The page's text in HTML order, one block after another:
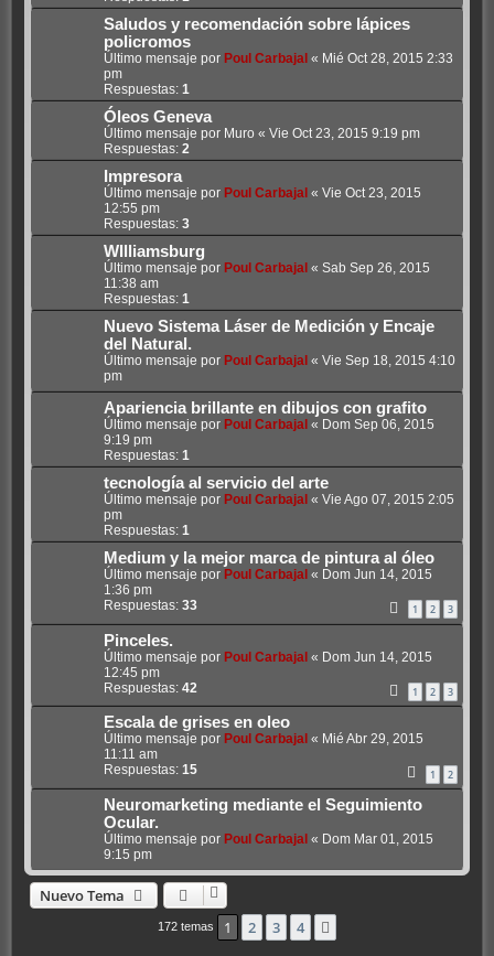
Saludos y recomendación sobre lápices
policromos
Último mensaje por Poul Carbajal« Mié Oct 28, 2015 2:33
pm
Respuestas: 1
Óleos Geneva
Último mensaje por Muro « Vie Oct 23, 2015 9:19 pm
Respuestas: 2
Impresora
Último mensaje por Poul Carbajal« Vie Oct 23, 2015
12:55 pm
Respuestas: 3
WIlliamsburg
Último mensaje por Poul Carbajal« Sab Sep 26, 2015
11:38 am
Respuestas: 1
Nuevo Sistema Láser de Medición y Encaje
del Natural.
Último mensaje por Poul Carbajal« Vie Sep 18, 2015 4:10
pm
Apariencia brillante en dibujos con grafito
Último mensaje por Poul Carbajal« Dom Sep 06, 2015
9:19 pm
Respuestas: 1
tecnología al servicio del arte
Último mensaje por Poul Carbajal« Vie Ago 07, 2015 2:05
pm
Respuestas: 1
Medium y la mejor marca de pintura al óleo
Último mensaje por Poul Carbajal« Dom Jun 14, 2015
1:36 pm
Respuestas: 33 1 2 3
Pinceles.
Último mensaje por Poul Carbajal« Dom Jun 14, 2015
12:45 pm
Respuestas: 42 1 2 3
Escala de grises en oleo
Último mensaje por Poul Carbajal « Mié Abr 29, 2015
11:11 am
Respuestas: 15 1 2
Neuromarketing mediante el Seguimiento
Ocular.
Último mensaje por Poul Carbajal « Dom Mar 01, 2015
9:15 pm
Nuevo Tema
172 temas 1 2 3 4